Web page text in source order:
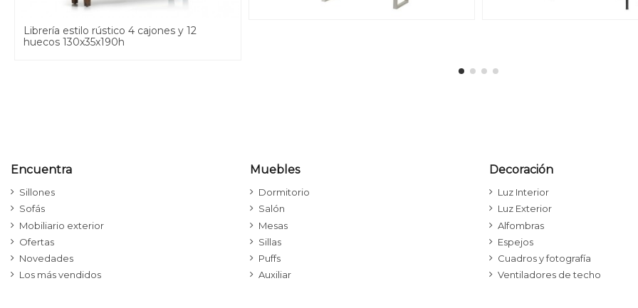
Librería estilo rústico 4 cajones y 12
huecos 130x35x190h
Encuentra
Sillones
Sofás
Mobiliario exterior
Ofertas
Novedades
Los más vendidos
Muebles
Dormitorio
Salón
Mesas
Sillas
Puffs
Auxiliar
Decoración
Luz Interior
Luz Exterior
Alfombras
Espejos
Cuadros y fotografía
Ventiladores de techo